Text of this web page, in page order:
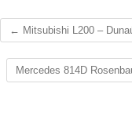
← Mitsubishi L200 –
Mercedes 814D